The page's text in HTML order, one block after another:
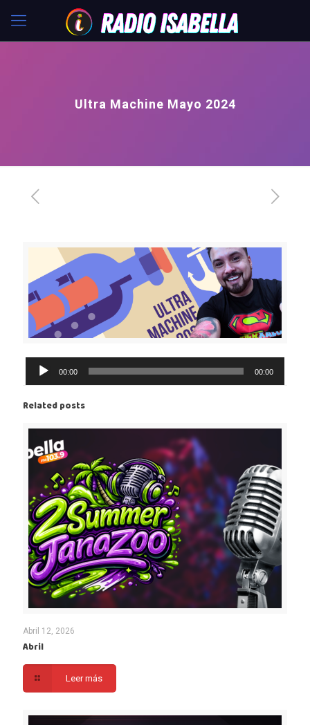
Ultra Machine Mayo 2024
Reproductor
00:00 00:00
Related posts
Abril 12, 2026
Abril
Leer más